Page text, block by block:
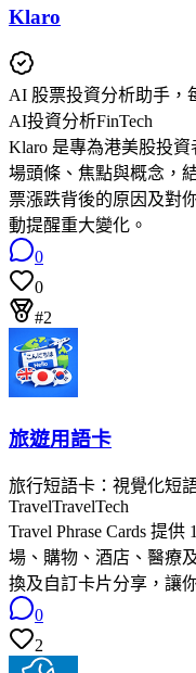
Klaro
AI 股票投資分析助手，
AI投資分析FinTech
Klaro 是專為港美股投
場頭條、焦點與概念，
票漲跌背後的原因及對
動提醒重大變化。
0
0
#2
旅遊用語卡
旅行短語卡：視覺化短
TravelTravelTech
Travel Phrase Cards 提
場、購物、酒店、醫療
換及自訂卡片分享，讓
0
2